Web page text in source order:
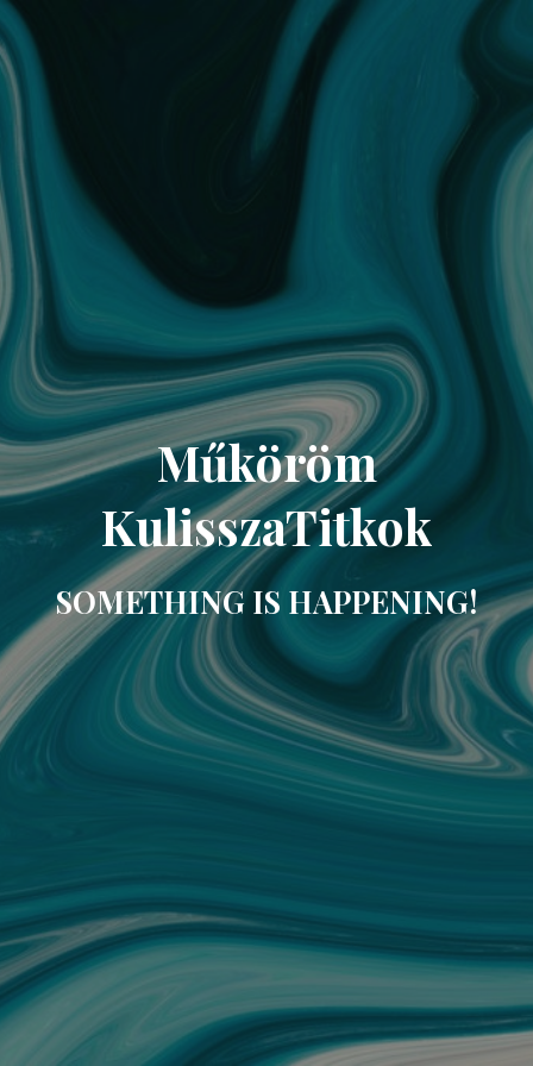
Műköröm
KulisszaTitkok
SOMETHING IS HAPPENING!